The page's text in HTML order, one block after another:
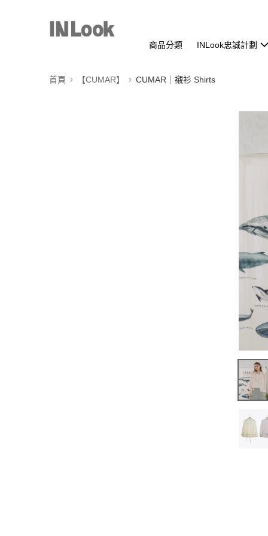
商品分類 INLook忠誠計劃
首頁 【CUMAR】 CUMAR｜襯衫 Shirts